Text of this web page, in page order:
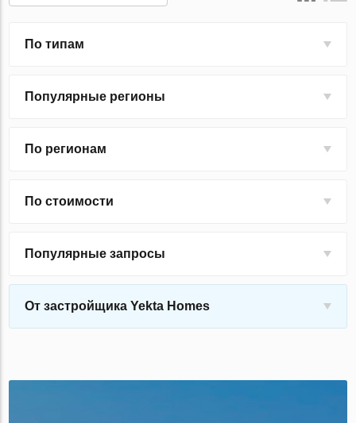
По типам
Популярные регионы
По регионам
По стоимости
Популярные запросы
От застройщика Yekta Homes